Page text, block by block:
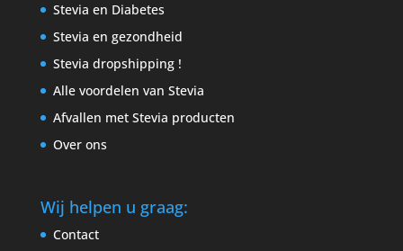
Stevia en Diabetes
Stevia en gezondheid
Stevia dropshipping !
Alle voordelen van Stevia
Afvallen met Stevia producten
Over ons
Wij helpen u graag:
Contact